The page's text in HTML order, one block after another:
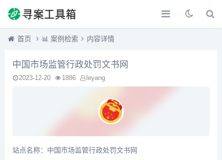
首页 📊 案例检索 内容详情
中国市场监管行政处罚文书网
2023-12-20 1886 leyang
站点名称：中国市场监管行政处罚文书网